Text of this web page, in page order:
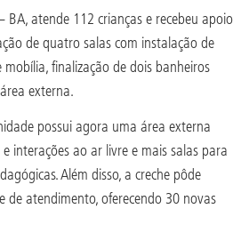
BA, atende 112 crianças e recebeu apoio
de quatro salas com instalação de
finalização de dois banheiros
externa.
possui agora uma área externa
interações ao ar livre e mais salas para
Além disso, a creche pôde
de atendimento, oferecendo 30 novas